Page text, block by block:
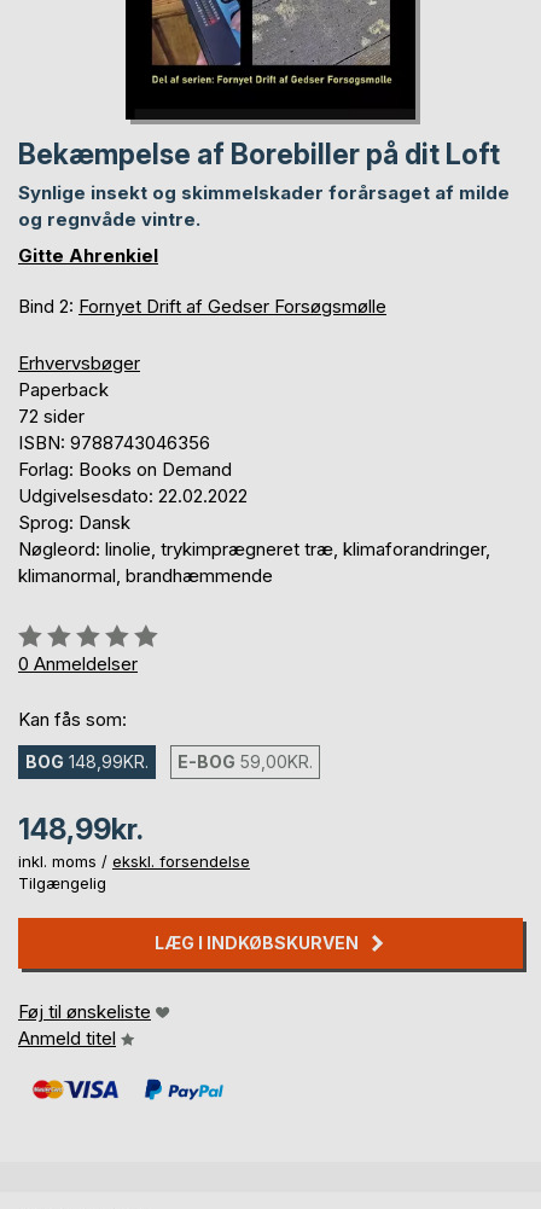
Bekæmpelse af Borebiller på dit Loft
Synlige insekt og skimmelskader forårsaget af milde
og regnvåde vintre.
Gitte Ahrenkiel
Bind 2: Fornyet Drift af Gedser Forsøgsmølle
Erhvervsbøger
Paperback
72 sider
ISBN: 9788743046356
Forlag: Books on Demand
Udgivelsesdato: 22.02.2022
Sprog: Dansk
Nøgleord: linolie, trykimprægneret træ, klimaforandringer,
klimanormal, brandhæmmende
Anmeldelse::
0%
0 Anmeldelser
Kan fås som:
BOG 148,99KR. E-BOG 59,00KR.
148,99kr.
inkl. moms / ekskl. forsendelse
Tilgængelig
LÆG I INDKØBSKURVEN
Føj til ønskeliste
Anmeld titel